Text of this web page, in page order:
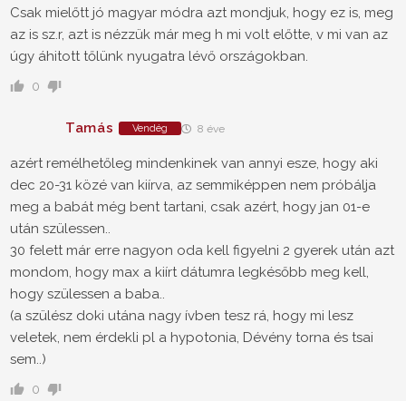
Csak mielőtt jó magyar módra azt mondjuk, hogy ez is, meg
az is sz.r, azt is nézzük már meg h mi volt előtte, v mi van az
úgy áhitott tőlünk nyugatra lévő országokban.
0
Tamás Vendég 8 éve
azért remélhetőleg mindenkinek van annyi esze, hogy aki
dec 20-31 közé van kiírva, az semmiképpen nem próbálja
meg a babát még bent tartani, csak azért, hogy jan 01-e
után szülessen..
30 felett már erre nagyon oda kell figyelni 2 gyerek után azt
mondom, hogy max a kiírt dátumra legkésőbb meg kell,
hogy szülessen a baba..
(a szülész doki utána nagy ívben tesz rá, hogy mi lesz
veletek, nem érdekli pl a hypotonia, Dévény torna és tsai
sem..)
0